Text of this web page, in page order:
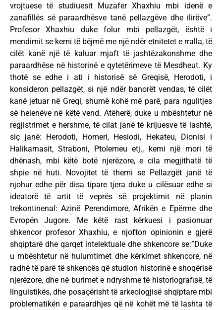
vrojtuese të studiuesit Muzafer Xhaxhiu mbi idenë e
zanafillës së paraardhësve tanë pellazgëve dhe ilirëve”.
Profesor Xhaxhiu duke folur mbi pellazgët, është i
mendimit se kemi të bëjmë me një ndër etnitetet e rralla, të
cilët kanë një të kaluar mjaft të jashtëzakonshme dhe
paraardhëse në historinë e qytetërimeve të Mesdheut. Ky
thotë se edhe i ati i historisë së Greqisë, Herodoti, i
konsideron pellazgët, si një ndër banorët vendas, të cilët
kanë jetuar në Greqi, shumë kohë më parë, para ngulitjes
së helenëve në këtë vend. Atëherë, duke u mbështetur në
regjistrimet e hershme, të cilat janë të krijuesve të lashtë,
siç janë: Herodoti, Homeri, Hesiodi, Hekateu, Dionisi i
Halikarnasit, Straboni, Ptolemeu etj., kemi një mori të
dhënash, mbi këtë botë njerëzore, e cila megjithatë të
shpie në huti. Novojitet të themi se Pellazgët janë të
njohur edhe për disa tipare tjera duke u cilësuar edhe si
ideatorë të artit të veprës së projektimit në planin
trekontinenal: Azinë Perendimore, Afrikën e Epërme dhe
Evropën Jugore. Me këtë rast kërkuesi i pasionuar
shkencor profesor Xhaxhiu, e njofton opinionin e gjerë
shqiptarë dhe qarqet intelektuale dhe shkencore se:”Duke
u mbështetur në hulumtimet dhe kërkimet shkencore, në
radhë të parë të shkencës që studion historinë e shoqërisë
njerëzore, dhe në burimet e ndryshme të historiografisë, të
linguistikës, dhe posaçërisht të arkeologjisë shqiptare mbi
problematikën e paraardhjes që në kohët më të lashta të